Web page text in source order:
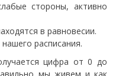
стороны, активно
в равновесии.
расписания.
цифра от 0 до